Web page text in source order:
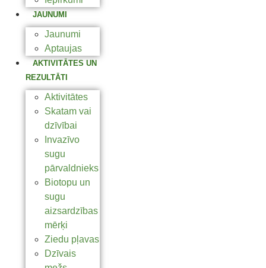
JAUNUMI
Jaunumi
Aptaujas
AKTIVITĀTES UN
REZULTĀTI
Aktivitātes
Skatam vai
dzīvībai
Invazīvo
sugu
pārvaldnieks
Biotopu un
sugu
aizsardzības
mērķi
Ziedu pļavas
Dzīvais